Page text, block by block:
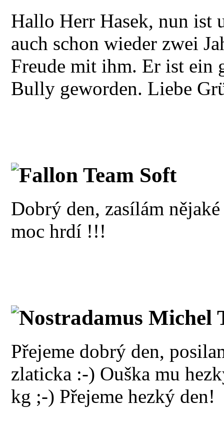
Hallo Herr Hasek, nun ist
auch schon wieder zwei
Freude mit ihm. Er ist ein
Bully geworden. Liebe
Fallon Team Soft
Dobrý den, zasílám
moc hrdí !!!
Nostradamus Michel
Přejeme dobrý den,
zlaticka :-) Ouška mu
kg ;-) Přejeme hezký den!